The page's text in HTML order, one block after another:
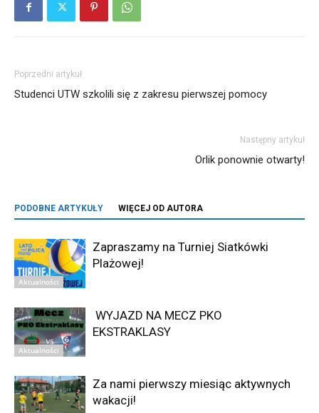
Poprzedni artykuł
Studenci UTW szkolili się z zakresu pierwszej pomocy
Następny artykuł
Orlik ponownie otwarty!
PODOBNE ARTYKUŁY WIĘCEJ OD AUTORA
Aktualności
Zapraszamy na Turniej Siatkówki
Plażowej!
Aktualności
WYJAZD NA MECZ PKO
EKSTRAKLASY
Za nami pierwszy miesiąc aktywnych
wakacji!